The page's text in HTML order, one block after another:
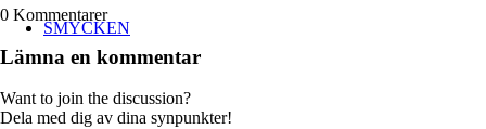
SMYCKEN
0 Kommentarer
Lämna en kommentar
Want to join the discussion?
Dela med dig av dina synpunkter!